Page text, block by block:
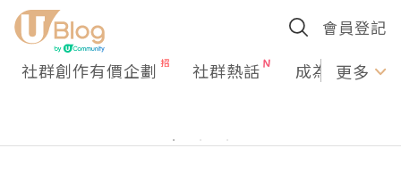
會員登記
社群創作有價企劃 社群熱話 成為U更多